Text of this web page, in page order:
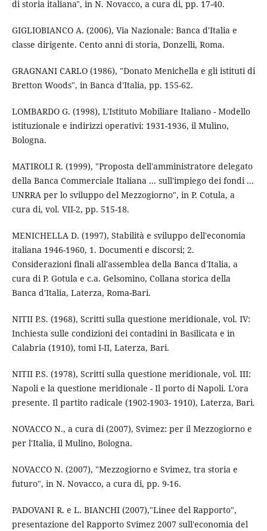
di storia italiana", in N. Novacco, a cura di, pp. 17-40.
GIGLIOBIANCO A. (2006), Via Nazionale: Banca d'Italia e
classe dirigente. Cento anni di storia, Donzelli, Roma.
GRAGNANI CARLO (1986), "Donato Menichella e gli istituti di
Bretton Woods", in Banca d'Italia, pp. 155-62.
LOMBARDO G. (1998), L'Istituto Mobiliare Italiano - Modello
istituzionale e indirizzi operativi: 1931-1936, il Mulino,
Bologna.
MATIROLI R. (1999), "Proposta dell'amministratore delegato
della Banca Commerciale Italiana ... sull'impiego dei fondi ...
UNRRA per lo sviluppo del Mezzogiorno", in P. Cotula, a
cura di, vol. VII-2, pp. 515-18.
MENICHELLA D. (1997), Stabilità e sviluppo dell'economia
italiana 1946-1960, 1. Documenti e discorsi; 2.
Considerazioni finali all'assemblea della Banca d'Italia, a
cura di P. Gotula e c.a. Gelsomino, Collana storica della
Banca d'Italia, Laterza, Roma-Bari.
NITII P.S. (1968), Scritti sulla questione meridionale, vol. IV:
Inchiesta sulle condizioni dei contadini in Basilicata e in
Calabria (1910), tomi I-II, Laterza, Bari.
NITII P.S. (1978), Scritti sulla questione meridionale, vol. III:
Napoli e la questione meridionale - Il porto di Napoli. L'ora
presente. Il partito radicale (1902-1903- 1910), Laterza, Bari.
NOVACCO N., a cura di (2007), Svimez: per il Mezzogiorno e
per l'Italia, il Mulino, Bologna.
NOVACCO N. (2007), "Mezzogiorno e Svimez, tra storia e
futuro", in N. Novacco, a cura di, pp. 9-16.
PADOVANI R. e L. BIANCHI (2007),"Linee del Rapporto",
presentazione del Rapporto Svimez 2007 sull'economia del